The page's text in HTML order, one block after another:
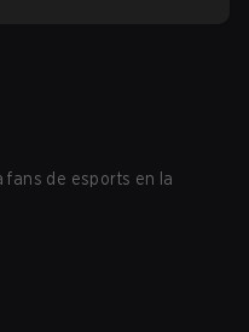
fans de esports en la